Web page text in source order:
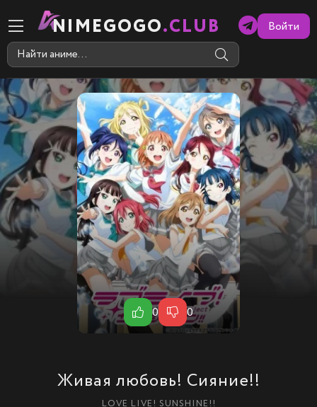
NIMEGOGO.CLUB Войти
Живая любовь! Сияние!!
LOVE LIVE! SUNSHINE!!
0 0